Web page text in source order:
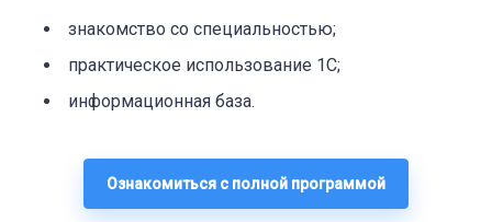
знакомство со специальностью;
практическое использование 1С;
информационная база.
Ознакомиться с полной программой